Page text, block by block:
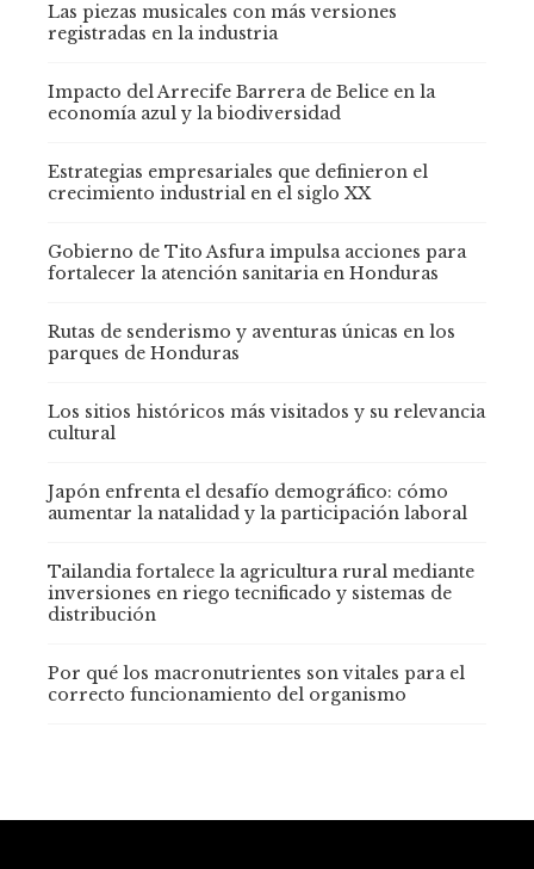
Las piezas musicales con más versiones
registradas en la industria
Impacto del Arrecife Barrera de Belice en la
economía azul y la biodiversidad
Estrategias empresariales que definieron el
crecimiento industrial en el siglo XX
Gobierno de Tito Asfura impulsa acciones para
fortalecer la atención sanitaria en Honduras
Rutas de senderismo y aventuras únicas en los
parques de Honduras
Los sitios históricos más visitados y su relevancia
cultural
Japón enfrenta el desafío demográfico: cómo
aumentar la natalidad y la participación laboral
Tailandia fortalece la agricultura rural mediante
inversiones en riego tecnificado y sistemas de
distribución
Por qué los macronutrientes son vitales para el
correcto funcionamiento del organismo